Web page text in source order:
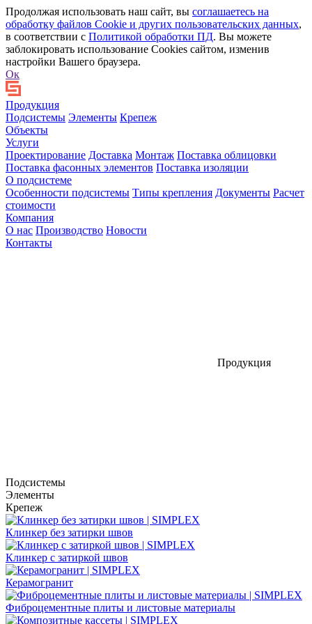
Продолжая использовать наш сайт, вы соглашаетесь на
обработку файлов Сookie и других пользовательских данных,
в соответствии с Политикой обработки ПД. Вы можете
заблокировать использование Cookies сайтом, изменив
настройки Вашего браузера.
Ок
Продукция
Подсистемы Элементы Крепеж
Объекты
Услуги
Проектирование Доставка Монтаж Поставка облицовки
Поставка фасонных элементов Поставка изоляции
О подсистеме
Особенности подсистемы Типы крепления Документы Расчет
стоимости
Компания
О нас Производство Новости
Контакты
Продукция
Подсистемы
Элементы
Крепеж
Клинкер без затирки швов
Клинкер с затиркой швов
Керамогранит
Фиброцементные плиты и листовые материалы